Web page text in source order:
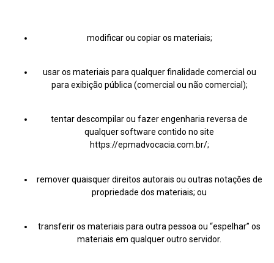
modificar ou copiar os materiais;
usar os materiais para qualquer finalidade comercial ou
para exibição pública (comercial ou não comercial);
tentar descompilar ou fazer engenharia reversa de
qualquer software contido no site
https://epmadvocacia.com.br/;
remover quaisquer direitos autorais ou outras notações de
propriedade dos materiais; ou
transferir os materiais para outra pessoa ou “espelhar” os
materiais em qualquer outro servidor.